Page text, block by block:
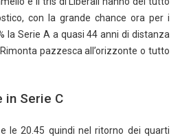
con la grande chance ora per i
la Serie A a quasi 44 anni di distanza
pazzesca all’orizzonte o tutto
in Serie C
le 20.45 quindi nel ritorno dei quarti